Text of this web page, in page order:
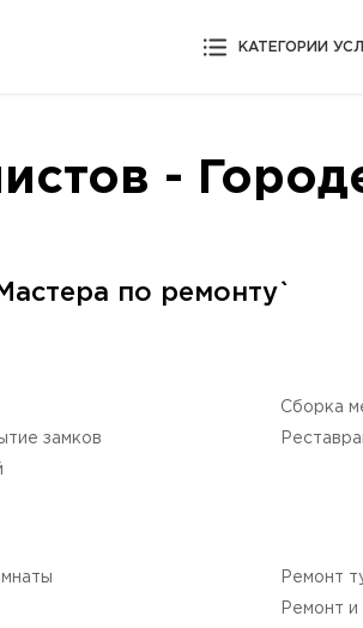
КАТЕГОРИИ
-
по ремонту`
замков
Сборка
Ремонт
Ремонт и